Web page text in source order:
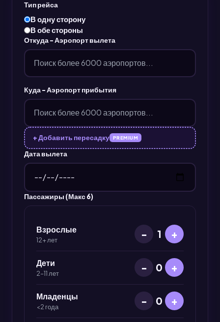
Тип рейса
В одну сторону
В обе стороны
Откуда - Аэропорт вылета
Куда - Аэропорт прибытия
+ Добавить пересадку PREMIUM
Дата вылета
Пассажиры (Макс 6)
Взрослые
12+ лет − 1 +
Дети
2–11 лет − 0 +
Младенцы
<2 года − 0 +